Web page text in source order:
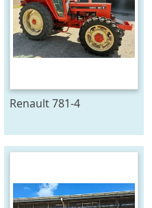
Renault 781-4